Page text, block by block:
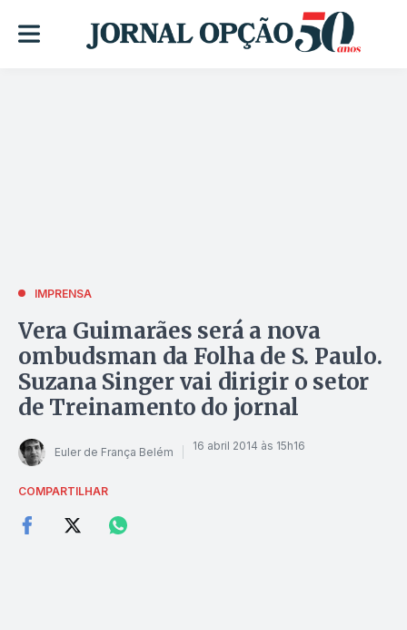
IMPRENSA
Vera Guimarães será a nova
ombudsman da Folha de S. Paulo.
Suzana Singer vai dirigir o setor
de Treinamento do jornal
Euler de França Belém 16 abril 2014 às 15h16
COMPARTILHAR